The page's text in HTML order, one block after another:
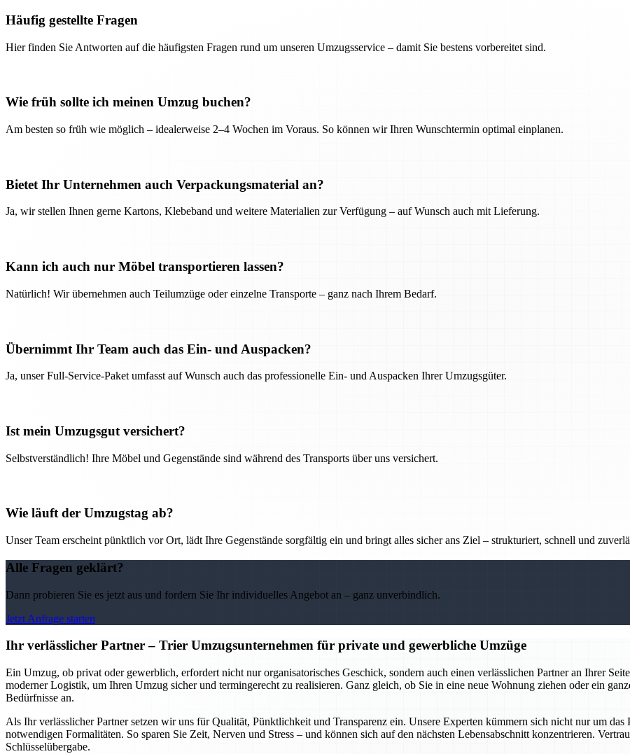
Häufig gestellte Fragen
Hier finden Sie Antworten auf die häufigsten Fragen rund um unseren Umzugsservice – damit Sie bestens vorbereitet sind.
Wie früh sollte ich meinen Umzug buchen?
Am besten so früh wie möglich – idealerweise 2–4 Wochen im Voraus. So können wir Ihren Wunschtermin optimal einplanen.
Bietet Ihr Unternehmen auch Verpackungsmaterial an?
Ja, wir stellen Ihnen gerne Kartons, Klebeband und weitere Materialien zur Verfügung – auf Wunsch auch mit Lieferung.
Kann ich auch nur Möbel transportieren lassen?
Natürlich! Wir übernehmen auch Teilumzüge oder einzelne Transporte – ganz nach Ihrem Bedarf.
Übernimmt Ihr Team auch das Ein- und Auspacken?
Ja, unser Full-Service-Paket umfasst auf Wunsch auch das professionelle Ein- und Auspacken Ihrer Umzugsgüter.
Ist mein Umzugsgut versichert?
Selbstverständlich! Ihre Möbel und Gegenstände sind während des Transports über uns versichert.
Wie läuft der Umzugstag ab?
Unser Team erscheint pünktlich vor Ort, lädt Ihre Gegenstände sorgfältig ein und bringt alles sicher ans Ziel – strukturiert, schnell und
Alle Fragen geklärt?
Dann probieren Sie es jetzt aus und fordern Sie Ihr individuelles Angebot an – ganz unverbindlich.
Jetzt Anfrage starten
Ihr verlässlicher Partner – Trier Umzugsunternehmen für private und gewerbliche Umzüge
Ein Umzug, ob privat oder gewerblich, erfordert nicht nur organisatorisches Geschick, sondern auch einen verlässlichen Partner an Ihrer
moderner Logistik, um Ihren Umzug sicher und termingerecht zu realisieren. Ganz gleich, ob Sie in eine neue Wohnung ziehen oder ein
Bedürfnisse an.
Als Ihr verlässlicher Partner setzen wir uns für Qualität, Pünktlichkeit und Transparenz ein. Unsere Experten kümmern sich nicht nur um
notwendigen Formalitäten. So sparen Sie Zeit, Nerven und Stress – und können sich auf den nächsten Lebensabschnitt konzentrieren.
Schlüsselübergabe.